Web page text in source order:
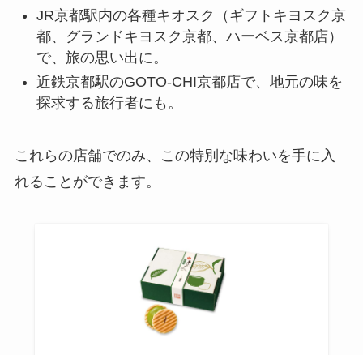
JR京都駅内の各種キオスク（ギフトキヨスク京
都、グランドキヨスク京都、ハーベス京都店）
で、旅の思い出に。
近鉄京都駅のGOTO-CHI京都店で、地元の味を
探求する旅行者にも。
これらの店舗でのみ、この特別な味わいを手に入
れることができます。